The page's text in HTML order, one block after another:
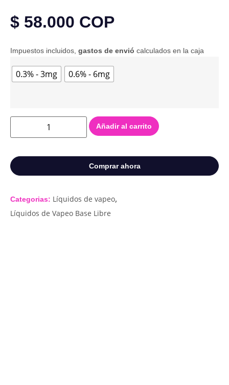
$ 58.000 COP
Impuestos incluidos, gastos de envió calculados en la caja
0.3% - 3mg 0.6% - 6mg
Añadir al carrito
Comprar ahora
Categorias: Líquidos de vapeo,
Líquidos de Vapeo Base Libre